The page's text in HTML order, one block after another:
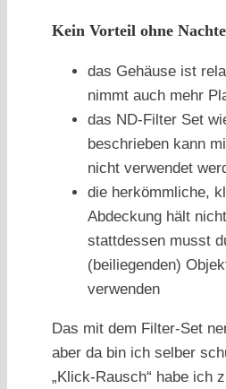
Kein Vorteil ohne
das Gehäuse ist
nimmt auch mehr
das ND-Filter Set
beschrieben kann
nicht verwendet
die herkömmliche,
Abdeckung hält nicht
stattdessen musst
(beiliegenden)
verwenden
Das mit dem Filter-Set
aber da bin ich selber
„Klick-Rausch“ habe ich